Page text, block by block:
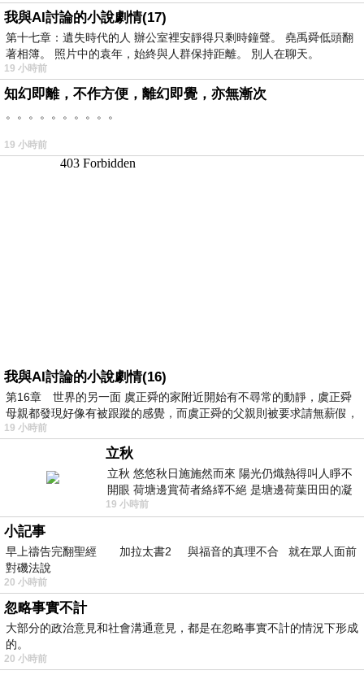
我與AI討論的小說劇情(17)
第十七章：遺失時代的人 辦公室裡安靜得只剩時鐘聲。 堯禹舜低頭翻
著相簿。 照片中的袁年，始終與人群保持距離。 別人在聊天。
19 小時前
知幻即離，不作方便，離幻即覺，亦無漸次
。。。。。。。。。。
19 小時前
我與AI討論的小說劇情(16)
第16章 世界的另一面 虞正舜的家附近開始有不尋常的動靜，虞正舜
母親都發現好像有被跟蹤的感覺，而虞正舜的父親則被要求請無薪假，
19 小時前
立秋
立秋 悠悠秋日施施然而來 陽光仍熾熱得叫人睜不
開眼 荷塘邊賞荷者絡繹不絕 是塘邊荷葉田田的凝
望 風中飄逸的是映日荷花別樣紅
19 小時前
小記事
早上禱告完翻聖經 加拉太書2 與福音的真理不合 就在眾人面前
對磯法說
20 小時前
忽略事實不計
大部分的政治意見和社會溝通意見，都是在忽略事實不計的情況下形成
的。
20 小時前